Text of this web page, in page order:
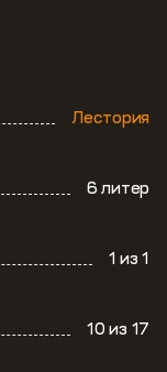
Лестория
6 литер
1из 1
10из 17